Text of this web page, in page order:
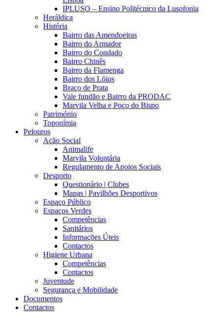
IPLUSO – Ensino Politécnico da Lusofonia
Heráldica
História
Bairro das Amendoeiras
Bairro do Armador
Bairro do Condado
Bairro Chinês
Bairro da Flamenga
Bairro dos Lóios
Braço de Prata
Vale fundão e Bairro da PRODAC
Marvila Velha e Poço do Bispo
Património
Toponímia
Pelouros
Ação Social
Animalife
Marvila Voluntária
Regulamento de Apoios Sociais
Desporto
Questionário | Clubes
Mapas | Pavilhões Desportivos
Espaço Público
Espaços Verdes
Competências
Sanitários
Informações Úteis
Contactos
Higiene Urbana
Competências
Contactos
Juventude
Segurança e Mobilidade
Documentos
Contactos